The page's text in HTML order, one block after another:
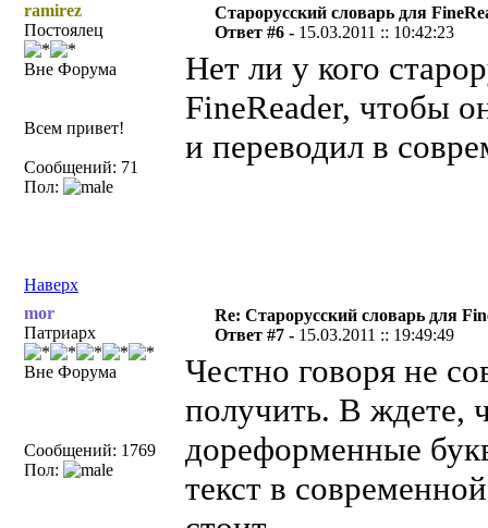
ramirez
Постоялец
Вне Форума
Всем привет!
Сообщений: 71
Пол:
Старорусский словарь для
Ответ #6 - 15.03.2011 :: 10:42:23
Нет ли у кого
FineReader, чтобы
и переводил в
Наверх
mor
Патриарх
Вне Форума
Сообщений: 1769
Пол:
Re: Старорусский словарь для
Ответ #7 - 15.03.2011 :: 19:49:49
Честно говоря не
получить. В ждете,
дореформенные
текст в